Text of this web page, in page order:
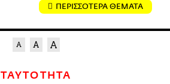
ΠΕΡΙΣΣΟΤΕΡΑ ΘΕΜΑΤΑ
ΤΑΥΤΟΤΗΤΑ